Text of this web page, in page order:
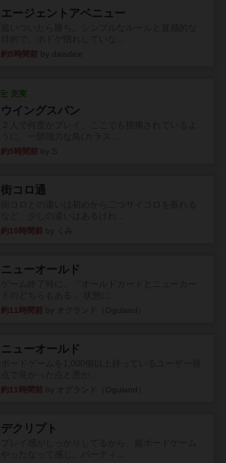
エージェントアベニュー
約5時間前
充実
ウイングスパン
約5時間前
街コロ通
約10時間前
ニューオールド
約11時間前
ニューオールド
約11時間前
デクリプト